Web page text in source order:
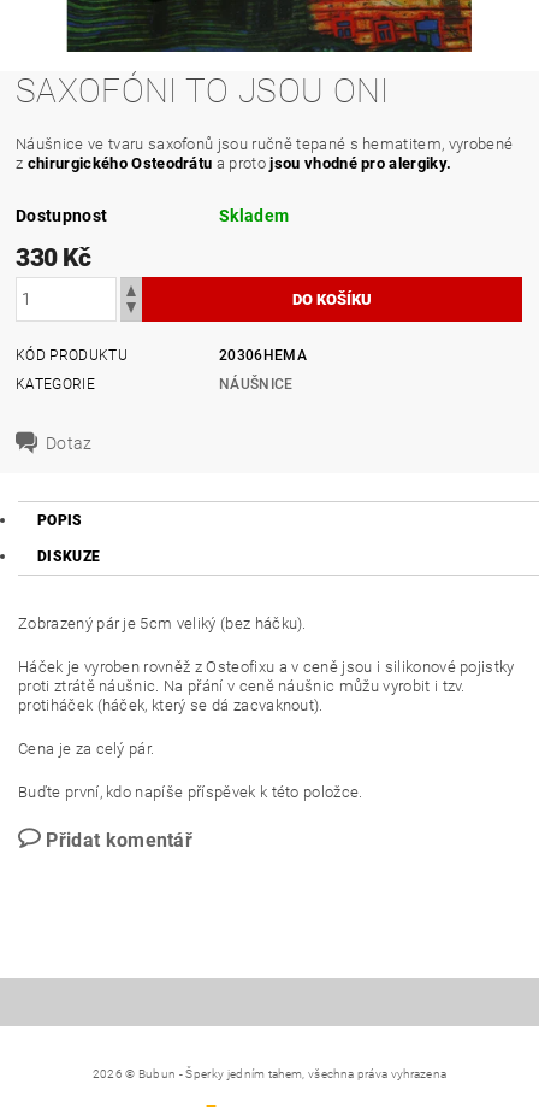
SAXOFÓNI TO JSOU ONI
Náušnice ve tvaru saxofonů jsou ručně tepané s hematitem, vyrobené
z chirurgického Osteodrátu a protojsou vhodné pro alergiky.
Dostupnost Skladem
330 Kč
KÓD PRODUKTU
20306HEMA
KATEGORIE
NÁUŠNICE
Dotaz
POPIS
DISKUZE
Zobrazený pár je 5cm veliký (bez háčku).
Háček je vyroben rovněž z Osteofixu a v ceně jsou i silikonové pojistky
proti ztrátě náušnic. Na přání v ceně náušnic můžu vyrobit i tzv.
protiháček (háček, který se dá zacvaknout).
Cena je za celý pár.
Buďte první, kdo napíše příspěvek k této položce.
Přidat komentář
2026 © Bubun - Šperky jedním tahem, všechna práva vyhrazena